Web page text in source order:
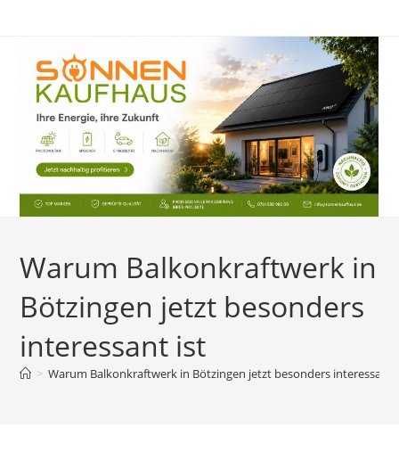
Warum Balkonkraftwerk in
Bötzingen jetzt besonders
interessant ist
> Warum Balkonkraftwerk in Bötzingen jetzt besonders interessant